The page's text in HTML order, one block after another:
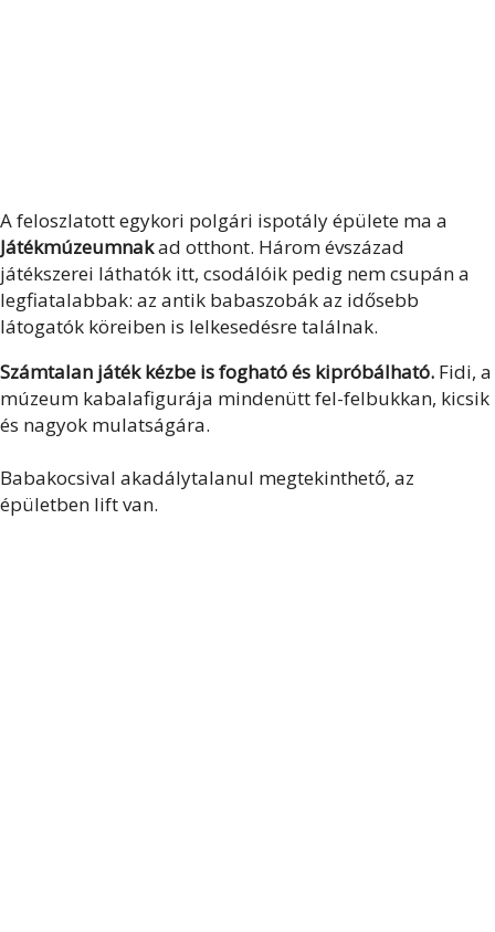
A feloszlatott egykori polgári ispotály épülete ma a
Játékmúzeumnakad otthont. Három évszázad
játékszerei láthatók itt, csodálóik pedig nem csupán a
legfiatalabbak: az antik babaszobák az idősebb
látogatók köreiben is lelkesedésre találnak.
Számtalan játék kézbe is fogható és kipróbálható. Fidi, a
múzeum kabalafigurája mindenütt fel-felbukkan, kicsik
és nagyok mulatságára.
Babakocsival akadálytalanul megtekinthető, az
épületben lift van.